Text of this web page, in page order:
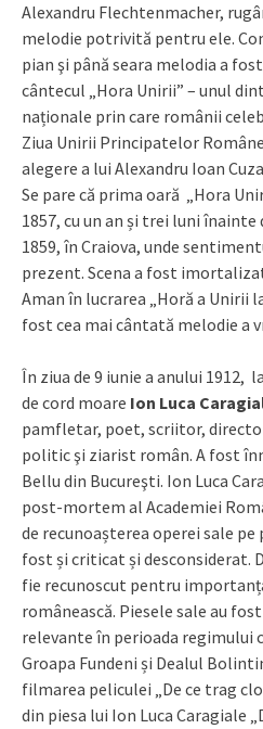
Alexandru Flechtenmacher,
melodie potrivită pentru ele.
pian şi până seara melodia a
cântecul „Hora Unirii” – unul
naționale prin care românii
Ziua Unirii Principatelor
alegere a lui Alexandru Ioan
Se pare că prima oară „Hora
1857, cu un an și trei luni
1859, în Craiova, unde
prezent. Scena a fost
Aman în lucrarea „Horă a Unirii
fost cea mai cântată melodie a
În ziua de 9 iunie a anului 1912,
de cord moare Ion Luca
pamfletar, poet, scriitor,
politic şi ziarist român. A fost
Bellu din Bucureşti. Ion Luca
post-mortem al Academiei
de recunoașterea operei sale pe
fost și criticat și desconsiderat.
fie recunoscut pentru
românească. Piesele sale au
relevante în perioada regimului
Groapa Fundeni și Dealul
filmarea peliculei „De ce trag
din piesa lui Ion Luca Caragiale